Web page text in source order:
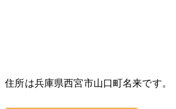
住所は兵庫県西宮市山口町名来です。